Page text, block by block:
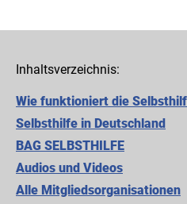
Inhaltsverzeichnis:
Wie funktioniert die
Selbsthilfe in Deutschland
BAG SELBSTHILFE
Audios und Videos
Alle Mitgliedsorganisationen